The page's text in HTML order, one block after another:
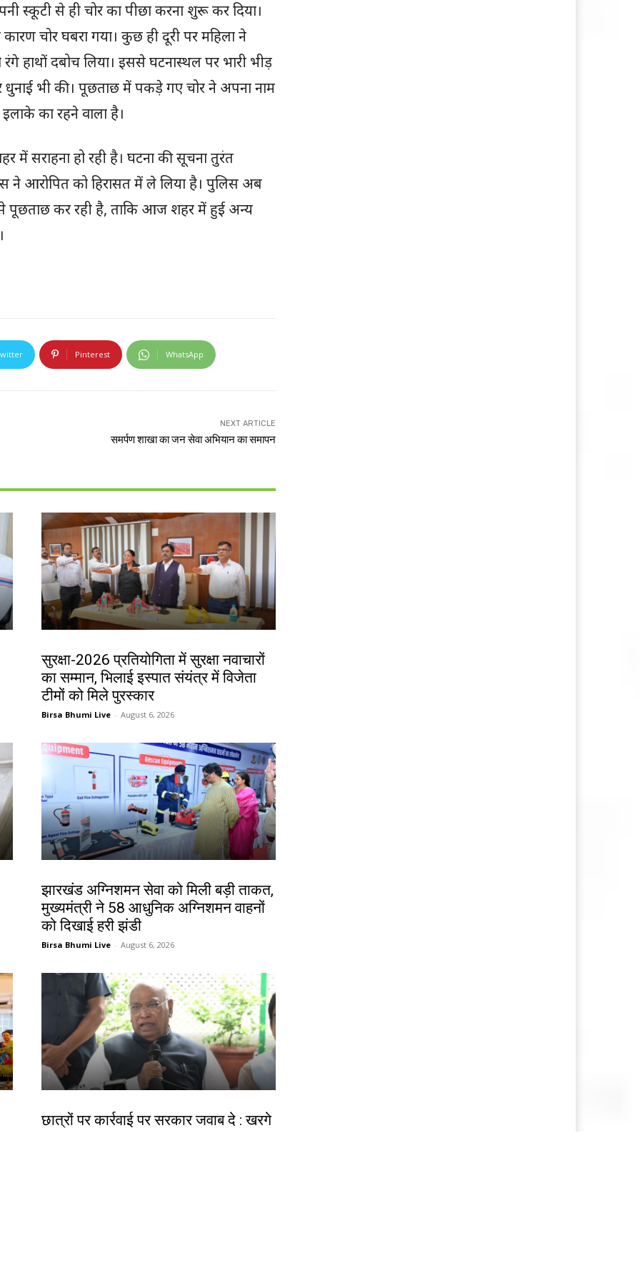
स्कूटी से ही चोर का पीछा करना शुरू कर दिया।
चोर घबरा गया। कुछ ही दूरी पर महिला ने
हाथों दबोच लिया। इससे घटनास्थल पर भारी भीड़
धुनाई भी की। पूछताछ में पकड़े गए चोर ने अपना नाम
का रहने वाला है।
सराहना हो रही है। घटना की सूचना तुरंत
ने आरोपित को हिरासत में ले लिया है। पुलिस अब
कर रही है, ताकि आज शहर में हुई अन्य
Pinterest WhatsApp
NEXT ARTICLE
समर्पण शाखा का जन सेवा अभियान का समापन
सुरक्षा-2026 प्रतियोगिता में सुरक्षा नवाचारों
का सम्मान, भिलाई इस्पात संयंत्र में विजेता
टीमों को मिले पुरस्कार
Birsa Bhumi Live - August 6, 2026
झारखंड अग्निशमन सेवा को मिली बड़ी ताकत,
मुख्यमंत्री ने 58 आधुनिक अग्निशमन वाहनों
को दिखाई हरी झंडी
Birsa Bhumi Live - August 6, 2026
छात्रों पर कार्रवाई पर सरकार जवाब दे : खरगे